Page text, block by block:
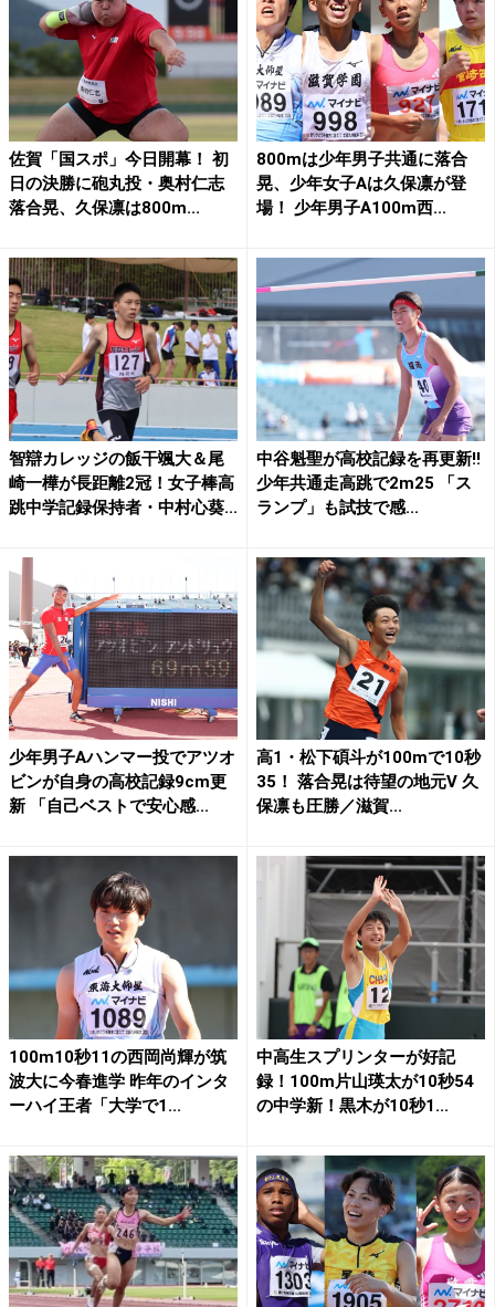
佐賀「国スポ」今日開幕！ 初
日の決勝に砲丸投・奥村仁志
落合晃、久保凛は800m...
800mは少年男子共通に落合
晃、少年女子Aは久保凛が登
場！ 少年男子A100m西...
智辯カレッジの飯干颯大＆尾
崎一樺が長距離2冠！女子棒高
跳中学記録保持者・中村心葵...
中谷魁聖が高校記録を再更新!!
少年共通走高跳で2m25 「ス
ランプ」も試技で感...
少年男子Aハンマー投でアツオ
ビンが自身の高校記録9cm更
新 「自己ベストで安心感...
高1・松下碩斗が100mで10秒
35！ 落合晃は待望の地元V 久
保凛も圧勝／滋賀...
100m10秒11の西岡尚輝が筑
波大に今春進学 昨年のインタ
ーハイ王者「大学で1...
中高生スプリンターが好記
録！100m片山瑛太が10秒54
の中学新！黒木が10秒1...